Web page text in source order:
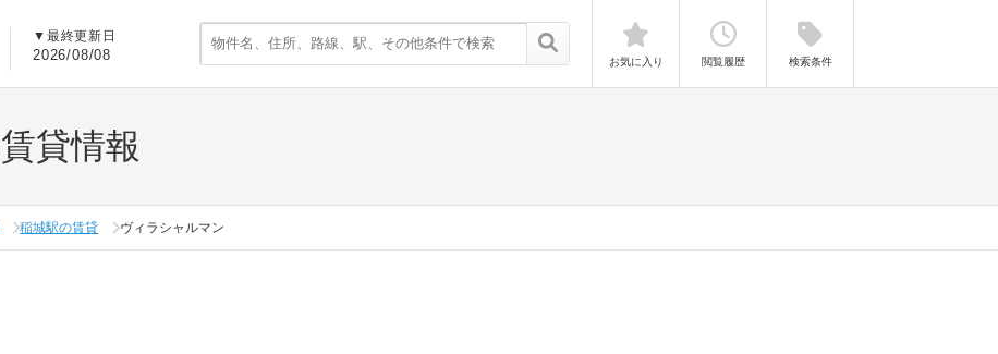
▼ 最終更新日
2026/08/08 お気に入り 閲覧履歴 検索条件
貸情報
稲城駅の賃貸 ヴィラシャルマン